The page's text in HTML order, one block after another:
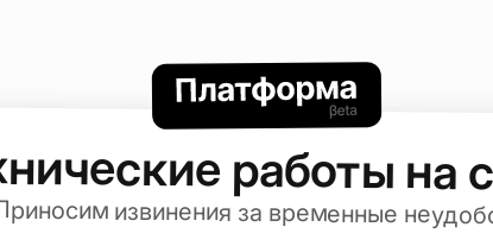
работы на
извинения за временные